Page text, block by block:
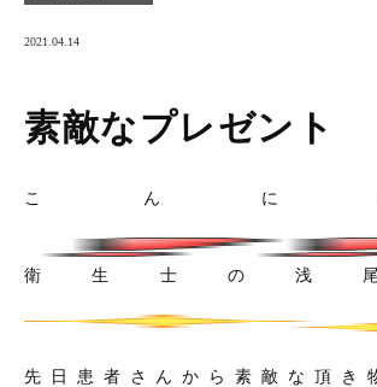
2021.04.14
素敵なプレゼント
こんに
衛生士の浅
先日患者さんから素敵な頂き